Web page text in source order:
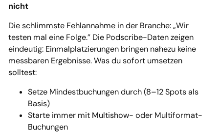
nicht
Die schlimmste Fehlannahme in der Branche: „Wir
testen mal eine Folge.” Die Podscribe-Daten zeigen
eindeutig: Einmalplatzierungen bringen nahezu keine
messbaren Ergebnisse. Was du sofort umsetzen
solltest:
Setze Mindestbuchungen durch (8–12 Spots als
Basis)
Starte immer mit Multishow- oder Multiformat-
Buchungen